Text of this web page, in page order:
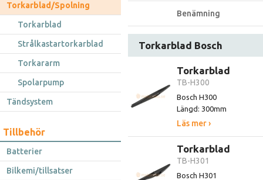
Torkarblad/Spolning
Torkarblad
Strålkastartorkarblad
Torkararm
Spolarpump
Tändsystem
Tillbehör
Batterier
Bilkemi/tillsatser
Benämning
Torkarblad Bosch
Torkarblad
TB-H300
Bosch H300
Längd: 300mm
Läs mer ›
Torkarblad
TB-H301
Bosch H301